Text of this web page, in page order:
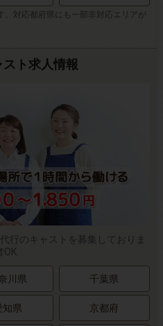
対応都府県にも一部非対応エリアが
スト求人情報
行のキャストを募集しておりま
OK
川県 千葉県
知県 京都府